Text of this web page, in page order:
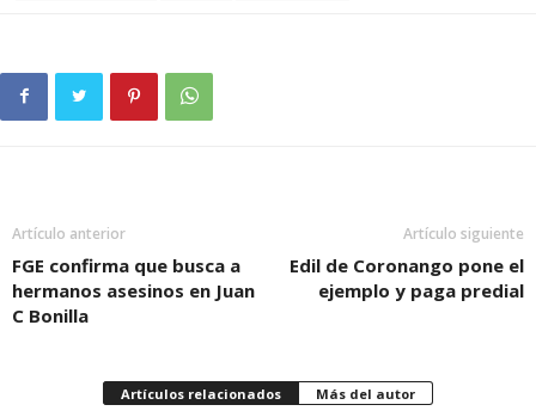
Artículo anterior
FGE confirma que busca a
hermanos asesinos en Juan
C Bonilla
Artículo siguiente
Edil de Coronango pone el
ejemplo y paga predial
Artículos relacionados Más del autor